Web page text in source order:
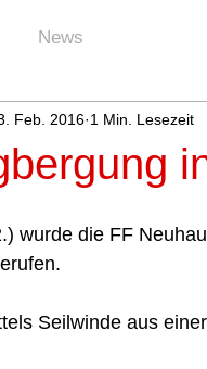
News
Feb. 2016 1 Min. Lesezeit
wurde die FF
Seilwinde aus